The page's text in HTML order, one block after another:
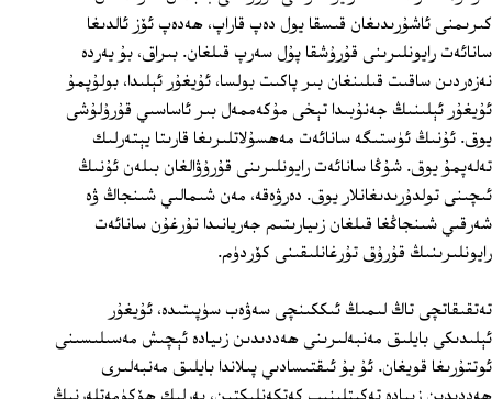
كىرىمنى ئاشۇرىدىغان قىسقا يول دەپ قاراپ، ھەدەپ ئۆز ئالدىغا
سانائەت رايونلىرىنى قۇرۇشقا پۇل سەرپ قىلغان. بىراق، بۇ يەردە
نەزەردىن ساقىت قىلىنغان بىر پاكىت بولسا، ئۇيغۇر ئېلىدا، بولۇپمۇ
ئۇيغۇر ئېلىنىڭ جەنۇبىدا تېخى مۇكەممەل بىر ئاساسىي قۇرۇلۇشى
يوق. ئۇنىڭ ئۈستىگە سانائەت مەھسۇلاتلىرىغا قارىتا يېتەرلىك
تەلەپمۇ يوق. شۇڭا سانائەت رايونلىرىنى قۇرۇۋالغان بىلەن ئۇنىڭ
ئىچىنى تولدۇرىدىغانلار يوق. دەرۋەقە، مەن شىمالىي شىنجاڭ ۋە
شەرقىي شىنجاڭغا قىلغان زىيارىتىم جەريانىدا نۇرغۇن سانائەت
رايونلىرىنىڭ قۇرۇق تۇرغانلىقىنى كۆردۈم.
تەتقىقاتچى تاڭ لىمىڭ ئىككىنچى سەۋەب سۈپىتىدە، ئۇيغۇر
ئېلىدىكى بايلىق مەنبەلىرىنى ھەددىدىن زىيادە ئېچىش مەسىلىسىنى
ئوتتۇرىغا قويغان. ئۇ بۇ ئىقتىسادىي پىلاندا بايلىق مەنبەلىرى